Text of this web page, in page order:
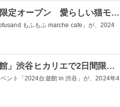
「mofusand」テーマカフェ、東名阪3都市に限定オープン 愛らしい猫モチーフのタコライスやパフェなど
もふもふ marche cafe」が、2024
日本で台湾の魅力をまるごと体感「2024台遊館」渋谷ヒカリエで2日間限定開催
ント「2024台遊館 in 渋谷」が、2024年4